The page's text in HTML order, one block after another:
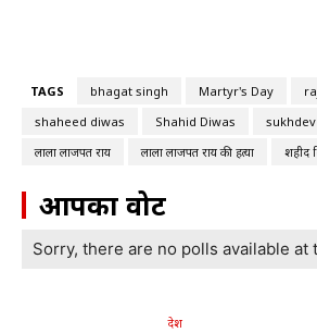
TAGS bhagat singh Martyr's Day
shaheed diwas
Shahid Diwas sukhdev
लाला लाजपत राय
लाला लाजपत राय की हत्या शहीद
आपका वोट
Sorry, there are no polls available at
देश